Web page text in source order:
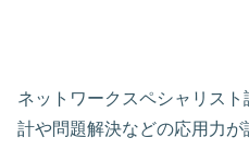
ネットワークスペシャリス
計や問題解決などの応用力が